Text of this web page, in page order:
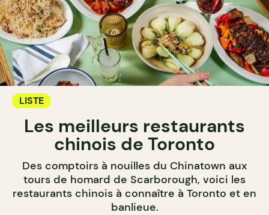
LISTE
Les meilleurs restaurants
chinois de Toronto
Des comptoirs à nouilles du Chinatown aux
tours de homard de Scarborough, voici les
restaurants chinois à connaître à Toronto et en
banlieue.